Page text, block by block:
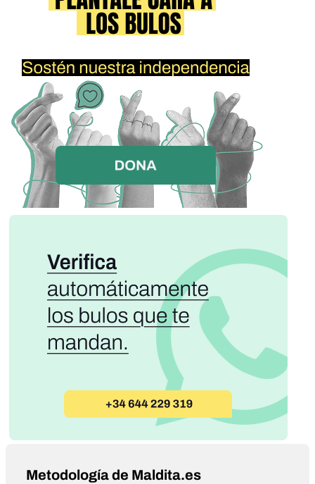
Metodología de Maldita.es